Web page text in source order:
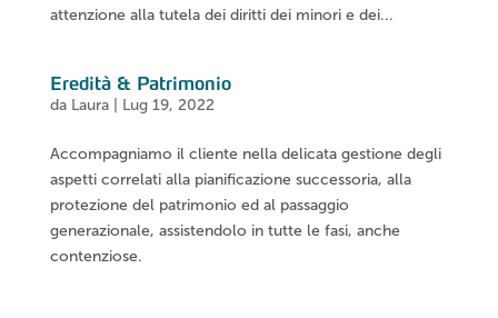
attenzione alla tutela dei diritti dei minori e dei...
Eredità & Patrimonio
da Laura| Lug 19, 2022
Accompagniamo il cliente nella delicata gestione degli
aspetti correlati alla pianificazione successoria, alla
protezione del patrimonio ed al passaggio
generazionale, assistendolo in tutte le fasi, anche
contenziose.